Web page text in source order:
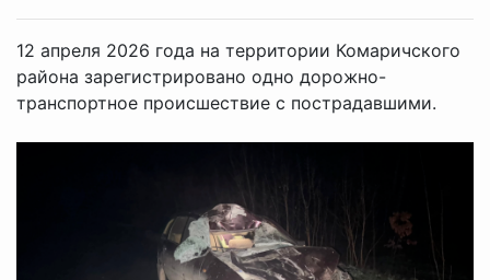
12 апреля 2026 года на территории Комаричского
района зарегистрировано одно дорожно-
транспортное происшествие с пострадавшими.